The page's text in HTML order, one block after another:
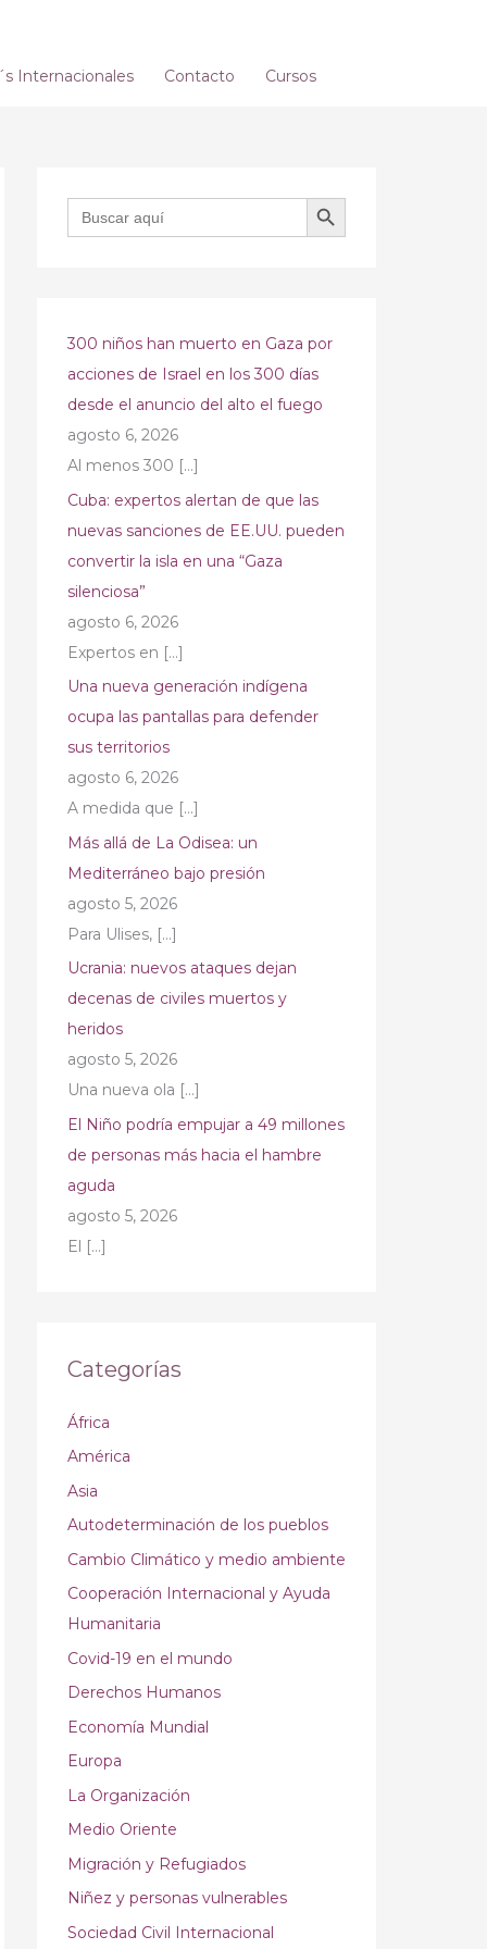
Internacionales Contacto Cursos
Buscar: BOTÓN DE BÚSQUEDA
300 niños han muerto en Gaza por
acciones de Israel en los 300 días
desde el anuncio del alto el fuego
agosto 6, 2026
Al menos 300 […]
Cuba: expertos alertan de que las
nuevas sanciones de EE.UU. pueden
convertir la isla en una “Gaza
silenciosa”
agosto 6, 2026
Expertos en […]
Una nueva generación indígena
ocupa las pantallas para defender
sus territorios
agosto 6, 2026
A medida que […]
Más allá de La Odisea: un
Mediterráneo bajo presión
agosto 5, 2026
Para Ulises, […]
Ucrania: nuevos ataques dejan
decenas de civiles muertos y
heridos
agosto 5, 2026
Una nueva ola […]
El Niño podría empujar a 49 millones
de personas más hacia el hambre
aguda
agosto 5, 2026
El […]
Categorías
África
América
Asia
Autodeterminación de los pueblos
Cambio Climático y medio ambiente
Cooperación Internacional y Ayuda
Humanitaria
Covid-19 en el mundo
Derechos Humanos
Economía Mundial
Europa
La Organización
Medio Oriente
Migración y Refugiados
Niñez y personas vulnerables
Sociedad Civil Internacional